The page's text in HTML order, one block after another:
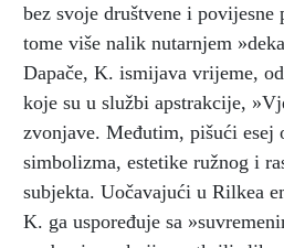
bez svoje društvene i povijesne
tome više nalik nutarnjem
Dapače, K. ismijava vrijeme,
koje su u službi apstrakcije,
zvonjave. Međutim, pišući esej
simbolizma, estetike ružnog i
subjekta. Uočavajući u Rilkea
K. ga uspoređuje sa